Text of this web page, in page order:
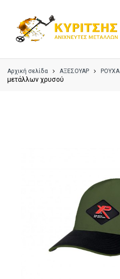
navigation
content
Αρχική σελίδα ΑΞΕΣΟΥΑΡ ΡΟΥΧΑ
μετάλλων χρυσού